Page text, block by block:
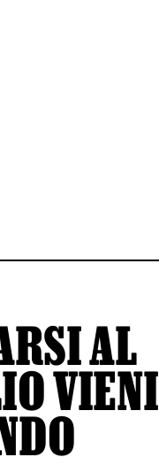
AL
VIENI